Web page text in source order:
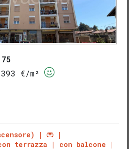
393 €/m²
terrazza
con balcone